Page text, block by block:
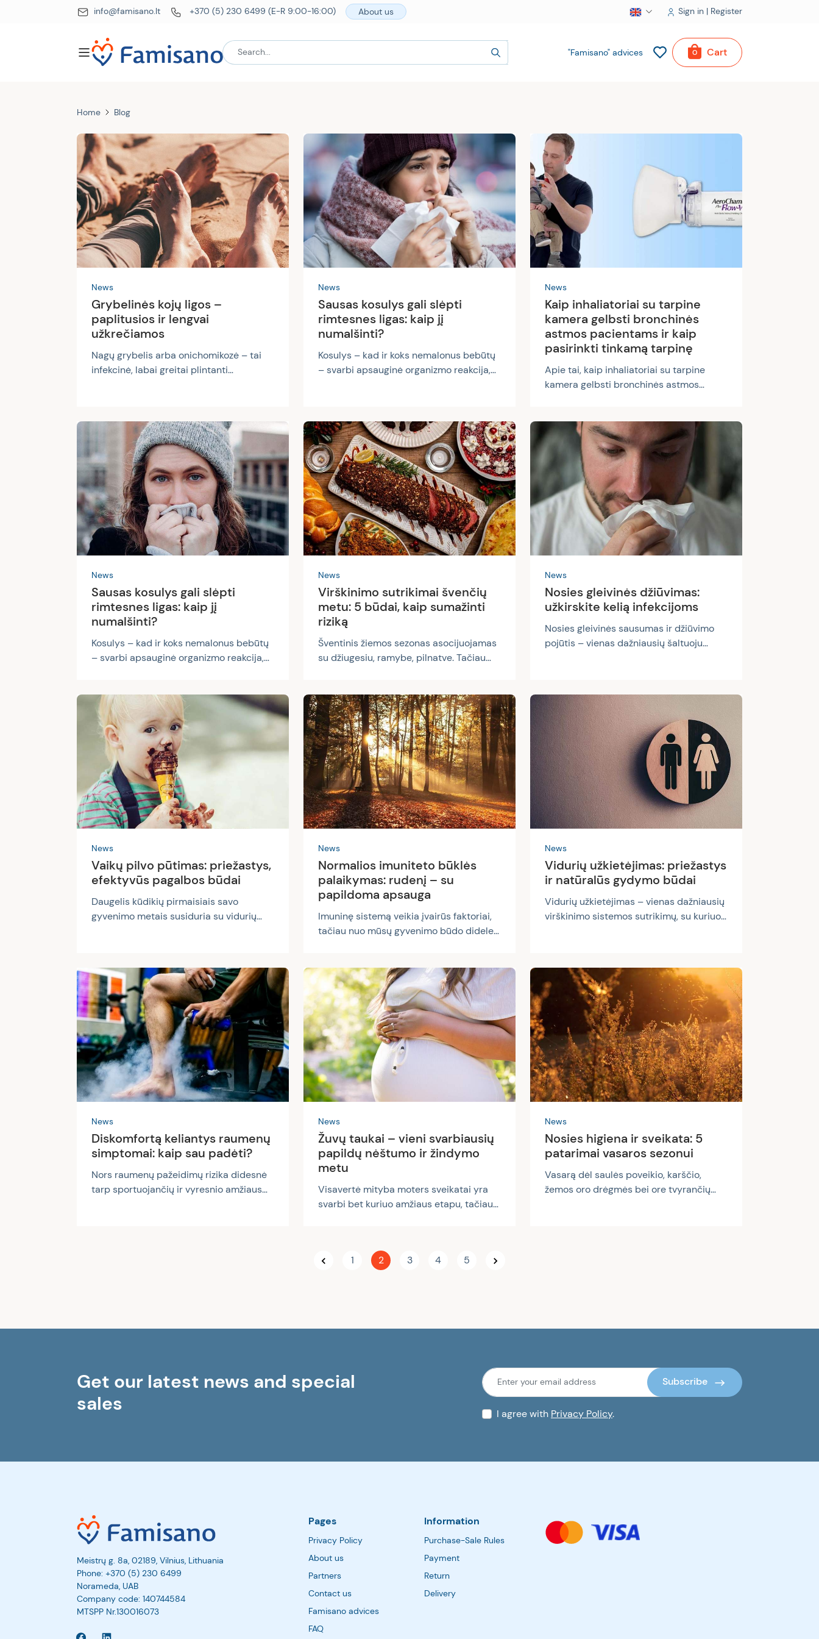
info@famisano.lt +370 (5) 230 6499 (E-R 9:00-16:00) About us Sign in | Register
"Famisano" advices 0 Cart
Home Blog
News
Grybelinės kojų ligos –
paplitusios ir lengvai
užkrečiamos
Nagų grybelis arba onichomikozė – tai
infekcinė, labai greitai plintanti
tampa gelsvas ar balkšvas), jo
atsiskyrimu nuo savo guolio
bei paviršiaus nelygumais, sustorėjimu.
Nago plokštelė nebeblizga, kraštai
aptrupėję, būdingos ponaginės masės.
Nagų grybeliu neretai užsikrečiama
viešose, drėgnose vietose: drėgname
pajūrio, paežerių, paupių smėlyje, sporto
salėse, pirtyse,...
News
Sausas kosulys gali slėpti
rimtesnes ligas: kaip jį
numalšinti?
Kosulys – kad ir koks nemalonus bebūtų
– svarbi apsauginė organizmo reakcija,
teršalus ir kitus alergenus. Yra skiriami
du kosulio tipai: sausasis arba
neproduktyvus kosulys ir drėgnasis arba
produktyvus kosulys. Peršalimo ligų
sezonu įprastai pasireiškia drėgnas
kosulys, kuris dažnai vėliau pereina į
sausą kosulį. Tačiau sausas kosulys gali
pasireikšti ir savaime – tam yra...
News
Kaip inhaliatoriai su tarpine
kamera gelbsti bronchinės
astmos pacientams ir kaip
pasirinkti tinkamą tarpinę
Apie tai, kaip inhaliatoriai su tarpine
kamera gelbsti bronchinės astmos
klinikinė imunologė, Inovatyvios
alergologijos centro vadovė prof. Violeta
Kvedarienė. Gydytoja paaiškina, kokias
klaidas sergantieji bronchine astma
dažniausiai daro naudodami
inhaliatorius ir kaip šių klaidų galima
išvengti naudojant tinkamus inhaliatorius
su tarpine kamera, į ką reikia atkreipti
dėmesį renkantis šią tarpinę. Kodėl
sergantiems...
News
Sausas kosulys gali slėpti
rimtesnes ligas: kaip jį
numalšinti?
Kosulys – kad ir koks nemalonus bebūtų
– svarbi apsauginė organizmo reakcija,
kvėpavimo takų pašalinti gleives, dulkes,
teršalus ir kitus alergenus. Yra skiriami
du kosulio tipai: sausasis arba
neproduktyvus kosulys ir drėgnasis arba
produktyvus kosulys. Peršalimo ligų
sezonu įprastai pasireiškia drėgnas
kosulys, kuris dažnai vėliau pereina į
sausą kosulį. Tačiau sausas kosulys gali
pasireikšti ir savaime – tam yra...
News
Virškinimo sutrikimai švenčių
metu: 5 būdai, kaip sumažinti
riziką
Šventinis žiemos sezonas asocijuojamas
su džiugesiu, ramybe, pilnatve. Tačiau
atsipalaidavimą švenčių metu siejame
su valgymu to, ko geidžia akys, pasyviu
gulėjimu ant sofos, alkoholio vartojimu ir
ilgai besitęsiančiomis linksmybėmis prie
šventinio stalo – galime sulaukti
atvirkštinio rezultato. Virškinimo sistema
yra viena iš jautriausiai reaguojančių į
pakitusį kasdienybės režimą švenčių
sezonu. Statistika rodo,...
News
Nosies gleivinės džiūvimas:
užkirskite kelią infekcijoms
Nosies gleivinės sausumas ir džiūvimo
pojūtis – vienas dažniausių šaltuoju
gleivinės virusinėmis, bakterinėmis ar
alerginėmis ligomis. Tačiau nosies
gleivinės išsausėjimas ne visada
signalizuoja ligą. Kartais nosies gleivinės
džiūvimo pojūtis gali būti visai
neintensyvus, lengvai pakenčiamas.
Todėl, jei neprasideda karščiavimas ar
organizmo nepakerta sudėtingesni
simptomai, dalis žmonių...
News
Vaikų pilvo pūtimas: priežastys,
efektyvūs pagalbos būdai
Daugelis kūdikių pirmaisiais savo
gyvenimo metais susiduria su vidurių
dažniausių kūdikių ir mažų vaikų
negalavimų.
Gudruciovaistine.lt straipsnyje
sužinosite, kokie signalai išduoda šią
problemą, kokios jos priežastys ir kaip
galima greitai bei efektyviai padėti savo
mažyliams išsivaduoti iš nemalonių
vidurių pūtimo simptomų. Kūdikių ir
mažų vaikų pilvo pūtimo priežastys...
News
Normalios imuniteto būklės
palaikymas: rudenį – su
papildoma apsauga
Imuninę sistemą veikia įvairūs faktoriai,
tačiau nuo mūsų gyvenimo būdo didele
tampame mažiau atsparūs virusinėms
infekcijoms, todėl prasidėjus rudeniui
svarbu papildomai rūpintis savo
imuniteto būkle. Žinoma, ne visada
išvengsime ligų, o ir nusilpusio imuniteto
per dieną nesustiprinsime. Tačiau
koreguodami gyvenseną ir atsižvelgdami
į rizikas, galime daug lengviau išgyventi
rudeninių ligų sezoną ir paruošti...
News
Vidurių užkietėjimas: priežastys
ir natūralūs gydymo būdai
Vidurių užkietėjimas – vienas dažniausių
virškinimo sistemos sutrikimų, su kuriuo
lėtinio vidurių užkietėjimo. Kai kuriose
šalyse šis sutrikimas nustatomas net
trečdaliui gyventojų. Kliniškai vidurių
užkietėjimas diagnozuojamas tuomet, kai
žmogus tuštinasi rečiau kaip tris kartus
per savaitę. Tačiau vidurių užkietėjimo
simptomai gali varijuoti priklausomai nuo
žmogaus organizmo. Daugeliu...
News
Diskomfortą keliantys raumenų
simptomai: kaip sau padėti?
Nors raumenų pažeidimų rizika didesnė
tarp sportuojančių ir vyresnio amžiaus
News
Žuvų taukai – vieni svarbiausių
papildų nėštumo ir žindymo
metu
Visavertė mityba moters sveikatai yra
svarbi bet kuriuo amžiaus etapu, tačiau
poreikis padidėja. Vienos iš tokių –
gyvybiškai svarbios omega-3 riebalų
gimdymo...
News
Nosies higiena ir sveikata: 5
patarimai vasaros sezonui
Vasarą dėl saulės poveikio, karščio,
žemos oro drėgmės bei ore tvyrančių
daugeliui žmonių, kai...
1 2 3 4 5
Get our latest news and special
sales
Subscribe
I agree with Privacy Policy.
Meistrų g. 8a, 02189, Vilnius, Lithuania
Phone: +370 (5) 230 6499
Norameda, UAB
Company code: 140744584
MTSPP Nr.130016073
Pages
Privacy Policy
About us
Partners
Contact us
Famisano advices
FAQ
Information
Purchase-Sale Rules
Payment
Return
Delivery